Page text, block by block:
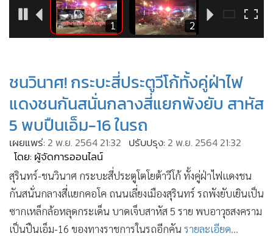
Green Innovation & SD
Management & HR
• การเมือง
• ท่องเที่ยว
• กีฬา
• ต่างประเทศ
Special Scoop
• เศรษฐกิจ-ธุรกิจ
• จีน
ชุมชน-คุณภาพชีวิต
ชนวินาศ! กระบะสี่ประตูวีโก้ทั้งคู่ฝ่าไฟ
แดงชนกันสนั่นกลางสี่แยกพังยับ สาหัส
5 พบปืนเอ็ม-16 ในรถ
เผยแพร่: 2 พ.ย. 2564 21:32 ปรับปรุง: 2 พ.ย. 2564 21:32
โดย: ผู้จัดการออนไลน์
สุรินทร์-ชนวินาศ กระบะสี่ประตูโตโยต้าวีโก้ ทั้งคู่ฝ่าไฟแดงชน
กันสนั่นกลางสี่แยกคอโค ถนนเลี่ยงเมืองสุรินทร์ รถพังยับเยินเป็น
ซากเหล็กล้อหลุดกระเด็น บาดเจ็บสาหัส 5 ราย พบอาวุธสงคราม
เป็นปืนเอ็ม-16 ของทางราชการในรถอีกคัน รายละเอียด...
1 2